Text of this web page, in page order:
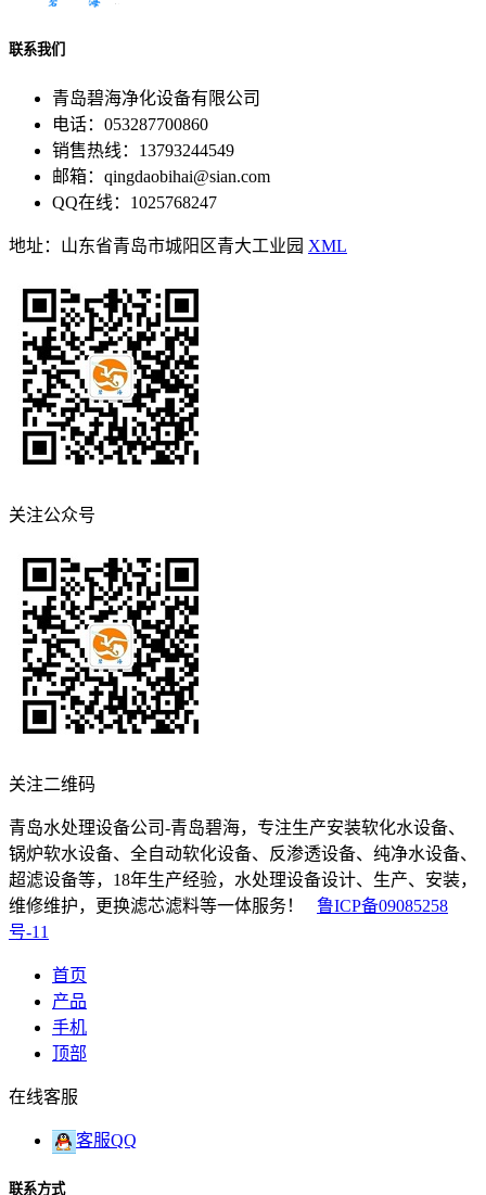
联系我们
青岛碧海净化设备有限公司
电话：053287700860
销售热线：13793244549
邮箱：qingdaobihai@sian.com
QQ在线：1025768247
地址：山东省青岛市城阳区青大工业园 XML
关注公众号
关注二维码
青岛水处理设备公司-青岛碧海，专注生产安装软化水设备、
锅炉软水设备、全自动软化设备、反渗透设备、纯净水设备、
超滤设备等，18年生产经验，水处理设备设计、生产、安装，
维修维护，更换滤芯滤料等一体服务！ 鲁ICP备09085258
号-11
首页
产品
手机
顶部
在线客服
客服QQ
联系方式